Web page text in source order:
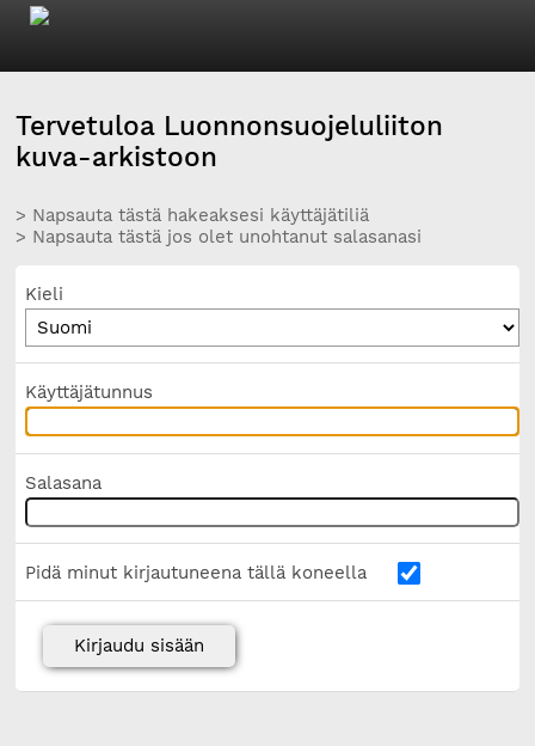
Tervetuloa Luonnonsuojeluliiton
kuva-arkistoon
> Napsauta tästä hakeaksesi käyttäjätiliä
> Napsauta tästä jos olet unohtanut salasanasi
Kieli
Käyttäjätunnus
Salasana
Pidä minut kirjautuneena tällä koneella